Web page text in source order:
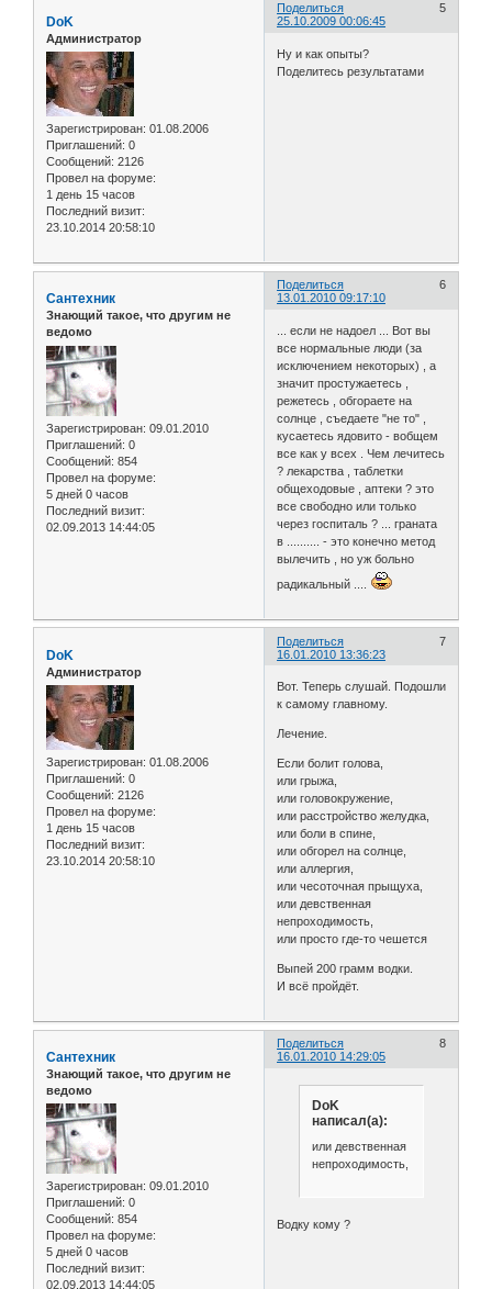
Поделиться
5
25.10.2009 00:06:45
DoK
Администратор
Зарегистрирован: 01.08.2006
Приглашений: 0
Сообщений: 2126
Провел на форуме:
1 день 15 часов
Последний визит:
23.10.2014 20:58:10
Ну и как опыты?
Поделитесь результатами
Поделиться
6
13.01.2010 09:17:10
Сантехник
Знающий такое, что другим не
ведомо
Зарегистрирован: 09.01.2010
Приглашений: 0
Сообщений: 854
Провел на форуме:
5 дней 0 часов
Последний визит:
02.09.2013 14:44:05
... если не надоел ... Вот вы
все нормальные люди (за
исключением некоторых) , а
значит простужаетесь ,
режетесь , обгораете на
солнце , съедаете "не то" ,
кусаетесь ядовито - вобщем
все как у всех . Чем лечитесь
? лекарства , таблетки
общеходовые , аптеки ? это
все свободно или только
через госпиталь ? ... граната
в .......... - это конечно метод
вылечить , но уж больно
радикальный ....
Поделиться
7
16.01.2010 13:36:23
DoK
Администратор
Зарегистрирован: 01.08.2006
Приглашений: 0
Сообщений: 2126
Провел на форуме:
1 день 15 часов
Последний визит:
23.10.2014 20:58:10
Вот. Теперь слушай. Подошли
к самому главному.
Лечение.
Если болит голова,
или грыжа,
или головокружение,
или расстройство желудка,
или боли в спине,
или обгорел на солнце,
или аллергия,
или чесоточная прыщуха,
или девственная
непроходимость,
или просто где-то чешется
Выпей 200 грамм водки.
И всё пройдёт.
Поделиться
8
16.01.2010 14:29:05
Сантехник
Знающий такое, что другим не
ведомо
Зарегистрирован: 09.01.2010
Приглашений: 0
Сообщений: 854
Провел на форуме:
5 дней 0 часов
Последний визит:
02.09.2013 14:44:05
DoK
написал(а):
или девственная
непроходимость,
Водку кому ?